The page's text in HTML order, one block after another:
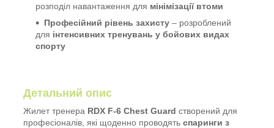
розподіл навантаження для мінімізації втоми
Професійний рівень захисту – розроблений
для інтенсивних тренувань у бойових видах
спорту
Детальний опис
Жилет тренера RDX F-6 Chest Guard створений для
професіоналів, які щоденно проводять спаринги з